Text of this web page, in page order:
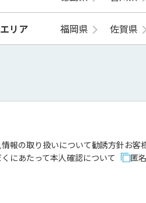
リア 福岡県 佐賀県
報の取り扱いについて勧誘方針お客
にあたって本人確認について 匿